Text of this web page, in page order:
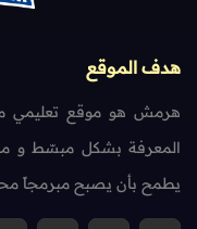
هدف الموقع
هرمش هو موقع تعليمي
المعرفة بشكل مبسّط و
يطمح بأن يصبح مبرمجاً